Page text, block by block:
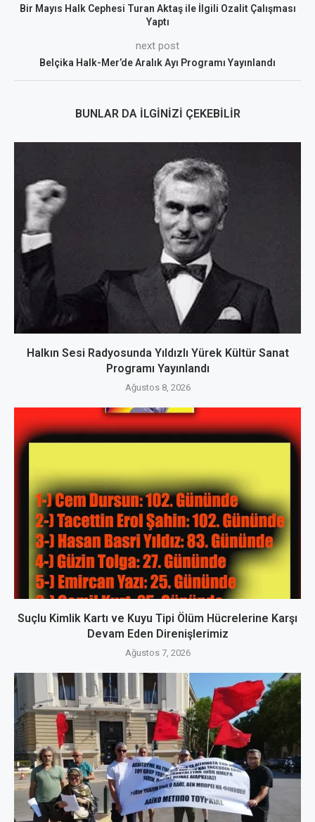
Bir Mayıs Halk Cephesi Turan Aktaş ile İlgili Ozalit Çalışması
Yaptı
next post
Belçika Halk-Mer’de Aralık Ayı Programı Yayınlandı
BUNLAR DA İLGINIZI ÇEKEBILIR
Halkın Sesi Radyosunda Yıldızlı Yürek Kültür Sanat
Programı Yayınlandı
Ağustos 8, 2026
Suçlu Kimlik Kartı ve Kuyu Tipi Ölüm Hücrelerine Karşı
Devam Eden Direnişlerimiz
Ağustos 7, 2026